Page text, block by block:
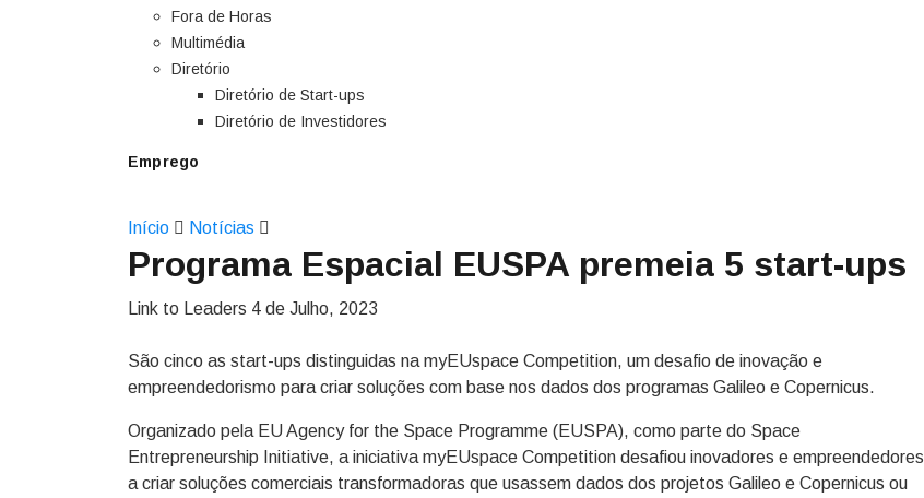
Fora de Horas
Multimédia
Diretório
Diretório de Start-ups
Diretório de Investidores
Emprego
Início Notícias
Programa Espacial EUSPA premeia 5 start-ups
Link to Leaders 4 de Julho, 2023
São cinco as start-ups distinguidas na myEUspace Competition, um desafio de inovação e
empreendedorismo para criar soluções com base nos dados dos programas Galileo e Copernicus.
Organizado pela EU Agency for the Space Programme (EUSPA), como parte do Space
Entrepreneurship Initiative, a iniciativa myEUspace Competition desafiou inovadores e empreendedores
a criar soluções comerciais transformadoras que usassem dados dos projetos Galileo e Copernicus ou